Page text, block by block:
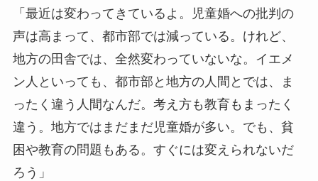
「最近は変わってきているよ。児童婚への批判の
声は高まって、都市部では減っている。けれど、
地方の田舎では、全然変わっていないな。イエメ
ン人といっても、都市部と地方の人間とでは、ま
ったく違う人間なんだ。考え方も教育もまったく
違う。地方ではまだまだ児童婚が多い。でも、貧
困や教育の問題もある。すぐには変えられないだ
ろう」